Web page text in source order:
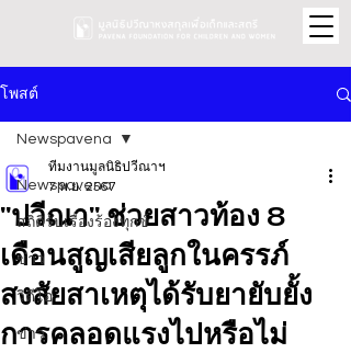
โพสต์
Newspavena
สถิติรับเรื่องร้องทุกข์
ข่าว
วิดีโอ
ข่าว
Newspavena
"ปวีณา" ช่วยสาวท้อง 8
เดือนสูญเสียลูกในครรภ์
สงสัยสาเหตุได้รับยายับยั้ง
การคลอดแรงไปหรือไม่
ทีมงานมูลนิธิปวีณาฯ
7 พ.ย. 2567